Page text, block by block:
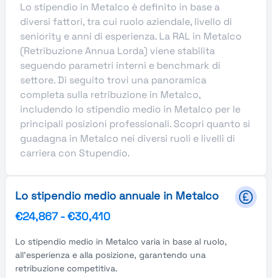
Lo stipendio in Metalco è definito in base a
diversi fattori, tra cui ruolo aziendale, livello di
seniority e anni di esperienza. La RAL in Metalco
(Retribuzione Annua Lorda) viene stabilita
seguendo parametri interni e benchmark di
settore. Di seguito trovi una panoramica
completa sulla retribuzione in Metalco,
includendo lo stipendio medio in Metalco per le
principali posizioni professionali. Scopri quanto si
guadagna in Metalco nei diversi ruoli e livelli di
carriera con Stupendio.
Lo stipendio medio annuale in Metalco
€24,867-€30,410
Lo stipendio medio in Metalco varia in base al ruolo,
all'esperienza e alla posizione, garantendo una
retribuzione competitiva.